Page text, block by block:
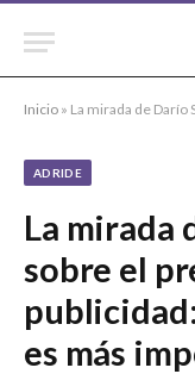
Inicio » La mirada de Darío Straschnoy
ADRIDE
La mirada
sobre el
es más